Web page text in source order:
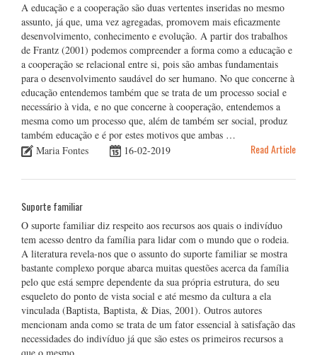
A educação e a cooperação são duas vertentes inseridas no mesmo
assunto, já que, uma vez agregadas, promovem mais eficazmente
desenvolvimento, conhecimento e evolução. A partir dos trabalhos
de Frantz (2001) podemos compreender a forma como a educação e
a cooperação se relacional entre si, pois são ambas fundamentais
para o desenvolvimento saudável do ser humano. No que concerne à
educação entendemos também que se trata de um processo social e
necessário à vida, e no que concerne à cooperação, entendemos a
mesma como um processo que, além de também ser social, produz
também educação e é por estes motivos que ambas …
Maria Fontes
16-02-2019 Read Article
Suporte familiar
O suporte familiar diz respeito aos recursos aos quais o indivíduo
tem acesso dentro da família para lidar com o mundo que o rodeia.
A literatura revela-nos que o assunto do suporte familiar se mostra
bastante complexo porque abarca muitas questões acerca da família
pelo que está sempre dependente da sua própria estrutura, do seu
esqueleto do ponto de vista social e até mesmo da cultura a ela
vinculada (Baptista, Baptista, & Dias, 2001). Outros autores
mencionam anda como se trata de um fator essencial à satisfação das
necessidades do indivíduo já que são estes os primeiros recursos a